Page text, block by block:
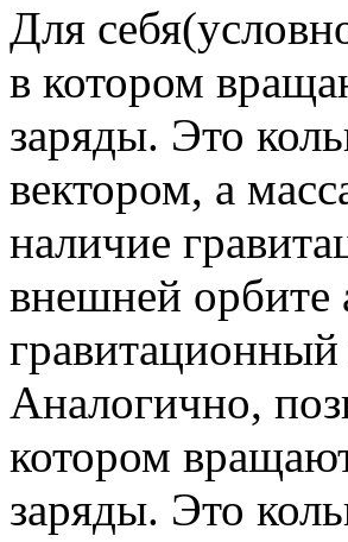
Для
в котором
заряды. Это
вектором, а
наличие
внешней орбите
гравитационный
Аналогично,
котором
заряды. Это